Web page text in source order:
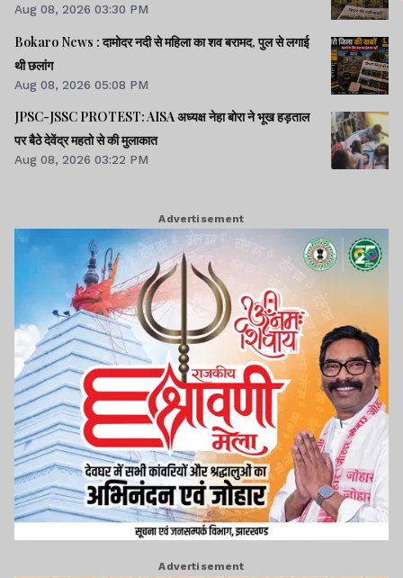
Aug 08, 2026 03:30 PM
Bokaro News : दामोदर नदी से महिला का शव बरामद, पुल से लगाई
थी छलांग
Aug 08, 2026 05:08 PM
JPSC-JSSC PROTEST: AISA अध्यक्ष नेहा बोरा ने भूख हड़ताल
पर बैठे देवेंद्र महतो से की मुलाकात
Aug 08, 2026 03:22 PM
Advertisement
Advertisement